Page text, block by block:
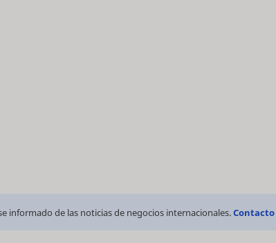
informado de las noticias de negocios internacionales.Contacto